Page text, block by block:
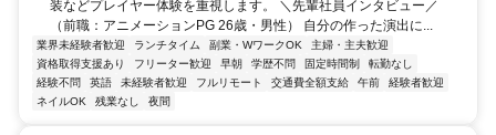
装などプレイヤー体験を重視します。 ＼先輩社員インタビュー／
（前職：アニメーションPG 26歳・男性） 自分の作った演出に...
業界未経験者歓迎 ランチタイム 副業・WワークOK
主婦・主夫歓迎
資格取得支援あり
フリーター歓迎 早朝 学歴不問 固定時間制
転勤なし
経験不問
英語 未経験者歓迎 フルリモート 交通費全額支給 午前
経験者歓迎
ネイルOK
残業なし 夜間